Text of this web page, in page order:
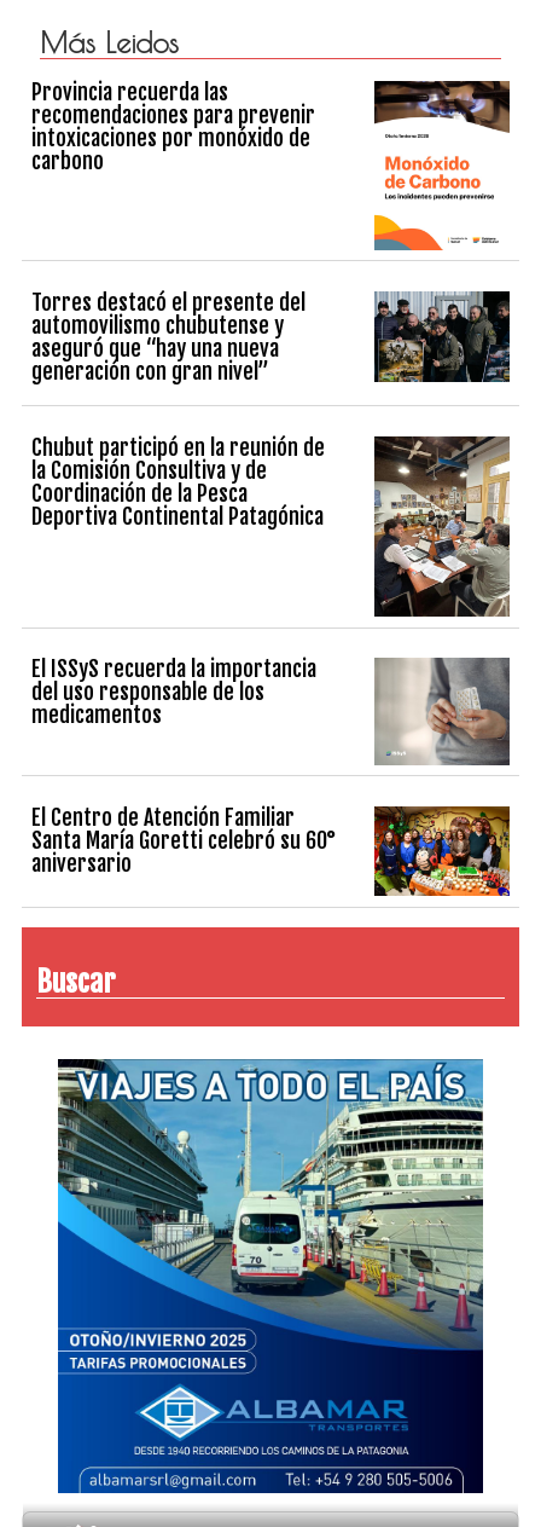
Más Leidos
Provincia recuerda las
recomendaciones para prevenir
intoxicaciones por monóxido de
carbono
Torres destacó el presente del
automovilismo chubutense y
aseguró que “hay una nueva
generación con gran nivel”
Chubut participó en la reunión de
la Comisión Consultiva y de
Coordinación de la Pesca
Deportiva Continental Patagónica
El ISSyS recuerda la importancia
del uso responsable de los
medicamentos
El Centro de Atención Familiar
Santa María Goretti celebró su 60°
aniversario
Buscar